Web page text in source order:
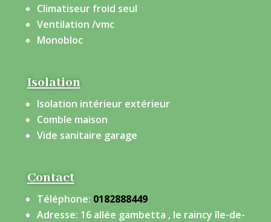
Climatiseur froid seul
Ventilation /vmc
Monobloc
Isolation
Isolation intérieur extérieur
Comble maison
Vide sanitaire garage
Contact
Téléphone: 0182888449
Adresse: 16 allée gambetta , le raincy île-de-